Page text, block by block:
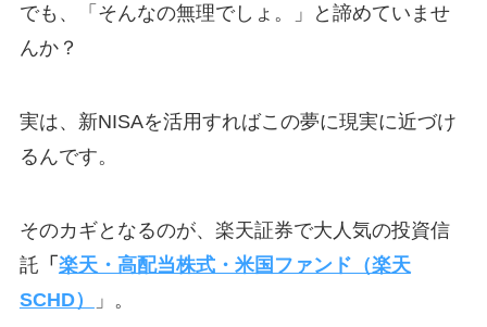
でも、「そんなの無理でしょ。」と諦めていませ
んか？
実は、新NISAを活用すればこの夢に現実に近づけ
るんです。
そのカギとなるのが、楽天証券で大人気の投資信
託 「 楽天・高配当株式・米国ファンド（楽天
SCHD）
」。